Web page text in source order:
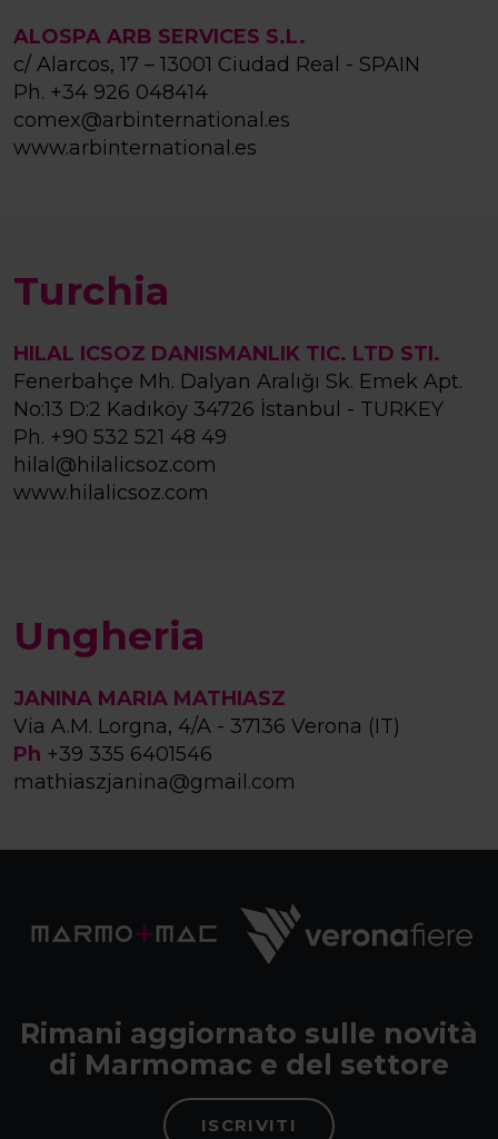
ALOSPA ARB SERVICES S.L.
c/ Alarcos, 17 – 13001 Ciudad Real - SPAIN
Ph. +34 926 048414
comex@arbinternational.es
www.arbinternational.es
Turchia
HILAL ICSOZ DANISMANLIK TIC. LTD STI.
Fenerbahçe Mh. Dalyan Aralığı Sk. Emek Apt.
No:13 D:2 Kadıköy 34726 İstanbul - TURKEY
Ph. +90 532 521 48 49
hilal@hilalicsoz.com
www.hilalicsoz.com
Ungheria
JANINA MARIA MATHIASZ
Via A.M. Lorgna, 4/A - 37136 Verona (IT)
Ph +39 335 6401546
mathiaszjanina@gmail.com
Rimani aggiornato sulle novità
di Marmomac e del settore
ISCRIVITI